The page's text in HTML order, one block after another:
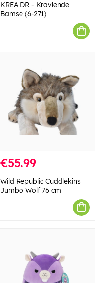
KREA DR - Kravlende
Bamse (6-271)
€55.99
Wild Republic Cuddlekins
Jumbo Wolf 76 cm